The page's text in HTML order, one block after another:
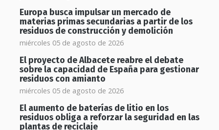
Europa busca impulsar un mercado de
materias primas secundarias a partir de los
residuos de construcción y demolición
miércoles 05 de agosto de 2026
El proyecto de Albacete reabre el debate
sobre la capacidad de España para gestionar
residuos con amianto
miércoles 05 de agosto de 2026
El aumento de baterías de litio en los
residuos obliga a reforzar la seguridad en las
plantas de reciclaje